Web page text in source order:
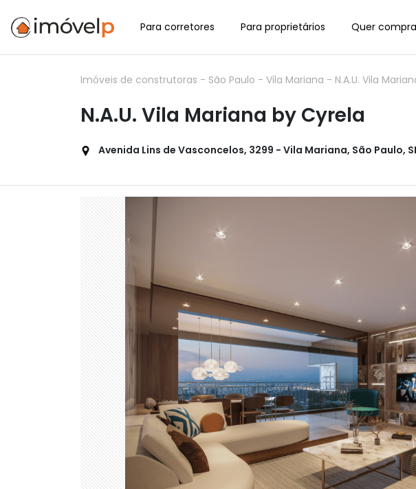
Para corretores Para proprietários Quer
Imóveis de construtoras - São Paulo - Vila Mariana - N.A.U. Vila
N.A.U. Vila Mariana by Cyrela
Avenida Lins de Vasconcelos, 3299 - Vila Mariana, São Paulo, SP